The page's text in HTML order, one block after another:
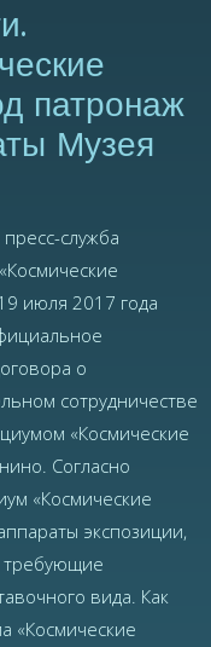
патронаж
Музея
служба
июля 2017 года
о
сотрудничестве
«Космические
Согласно
«Космические
экспозиции,
требующие
вида. Как
«Космические